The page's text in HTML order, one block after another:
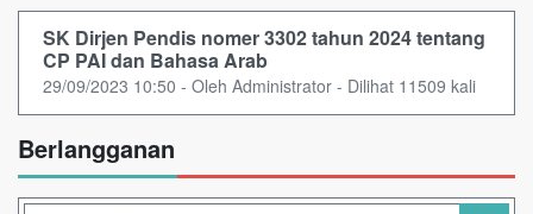
SK Dirjen Pendis nomer 3302 tahun 2024 tentang
CP PAI dan Bahasa Arab
29/09/2023 10:50 - Oleh Administrator - Dilihat 11509 kali
Berlangganan